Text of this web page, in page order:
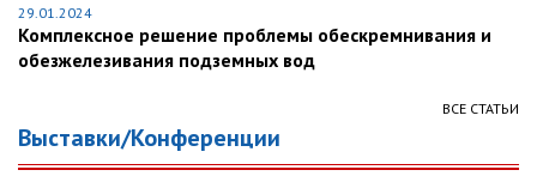
29.01.2024
Комплексное решение проблемы обескремнивания и
обезжелезивания подземных вод
ВСЕ СТАТЬИ
Выставки/Конференции